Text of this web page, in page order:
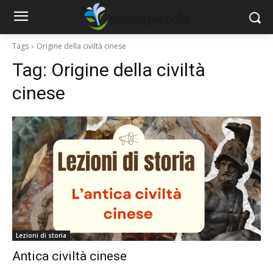
Tags Origine della civiltà cinese
Tag: Origine della civiltà
cinese
Lezioni di storia
Antica civiltà cinese